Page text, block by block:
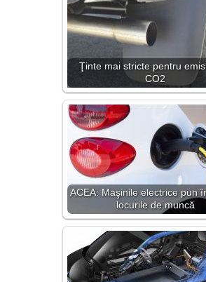
Ţinte mai stricte pentru
CO2
ACEA: Maşinile electrice pun
locurile de muncă